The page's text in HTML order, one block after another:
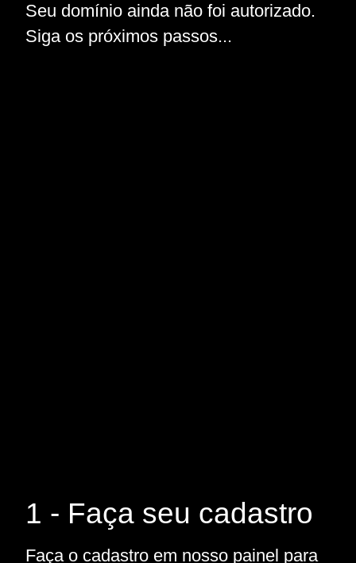
Seu domínio ainda não foi autorizado.
Siga os próximos passos...
1 - Faça seu cadastro
Faça o cadastro em nosso painel para